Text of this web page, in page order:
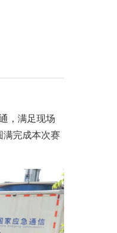
，满足现场
满完成本次赛